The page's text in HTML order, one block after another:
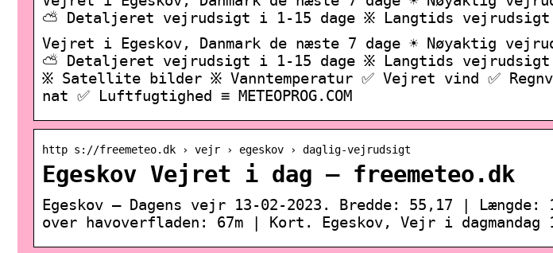
⛅ Detaljeret vejrudsigt i 1-15 dage ፠ Langtids
Vejret i Egeskov, Danmark de næste 7 dage ☀️ Nøyaktig
⛅ Detaljeret vejrudsigt i 1-15 dage ፠ Langtids
፠ Satellite bilder ፠ Vanntemperatur ✅ Vejret vind ✅
nat ✅ Luftfugtighed ≡ METEOPROG.COM
http s://freemeteo.dk › vejr › egeskov › daglig-vejrudsigt
Egeskov Vejret i dag – freemeteo.dk
Egeskov – Dagens vejr 13-02-2023. Bredde: 55,17 |
over havoverfladen: 67m | Kort. Egeskov, Vejr i dagmandag